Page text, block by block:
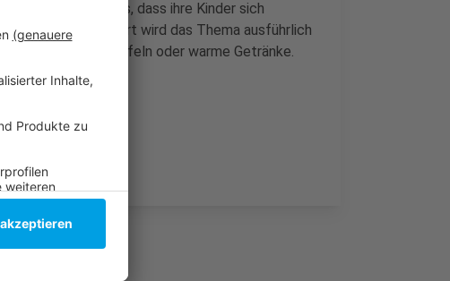
fürchteten damals, dass ihre Kinder sich
33 KiTas mit. Dort wird das Thema ausführlich
außerdem Waffeln oder warme Getränke.